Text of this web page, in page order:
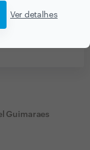
Ver detalhes
como
Guimaraes